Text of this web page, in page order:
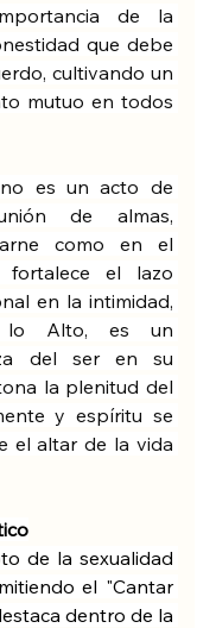
de la
que debe
cultivando un
mutuo en todos
es un acto de
de almas,
como en el
fortalece el lazo
en la intimidad,
lo Alto, es un
del ser en su
la plenitud del
y espíritu se
el altar de la vida
de la sexualidad
el "Cantar
dentro de la